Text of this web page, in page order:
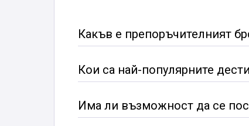
Какъв е препоръчителният
Кои са най-популярните
Има ли възможност да се